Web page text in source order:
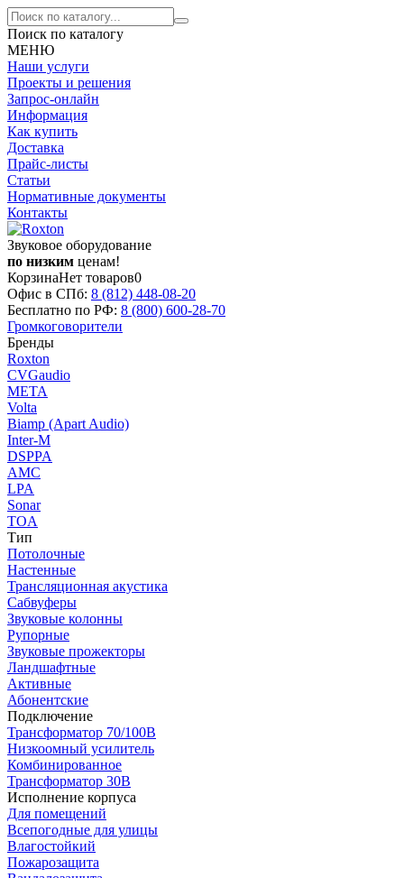
Поиск по каталогу
МЕНЮ
Наши услуги
Проекты и решения
Запрос-онлайн
Информация
Как купить
Доставка
Прайс-листы
Статьи
Нормативные документы
Контакты
Звуковое оборудование
по низким ценам!
КорзинаНет товаров0
Офис в СПб: 8 (812) 448-08-20
Бесплатно по РФ: 8 (800) 600-28-70
Громкоговорители
Бренды
Roxton
CVGaudio
МЕТА
Volta
Biamp (Apart Audio)
Inter-M
DSPPA
AMC
LPA
Sonar
TOA
Тип
Потолочные
Настенные
Трансляционная акустика
Сабвуферы
Звуковые колонны
Рупорные
Звуковые прожекторы
Ландшафтные
Активные
Абонентские
Подключение
Трансформатор 70/100В
Низкоомный усилитель
Комбинированное
Трансформатор 30В
Исполнение корпуса
Для помещений
Всепогодные для улицы
Влагостойкий
Пожарозащита